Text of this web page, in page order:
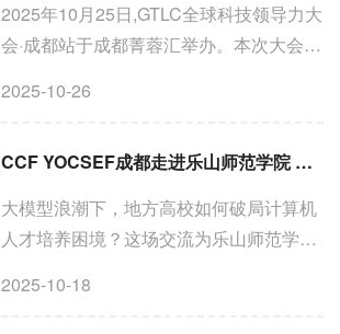
2025年10月25日,GTLC全球科技领导力大
会·成都站于成都菁蓉汇举办。本次大会
来自全国各地的TGO鲲鹏会学员和科技领
还创新性地融合了11...
2025-10-26
CCF YOCSEF成都走进乐山师范学院 共商专业建设与工程认证新路径
大模型浪潮下，地方高校如何破局计算机
人才培养困境？这场交流为乐山师范学院
与实践经验。2025年10月16日，CCF
2025-10-18